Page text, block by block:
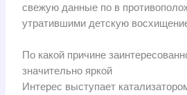
свежую данные по в
утратившими детскую
По какой причине
значительно яркой
Интерес выступает